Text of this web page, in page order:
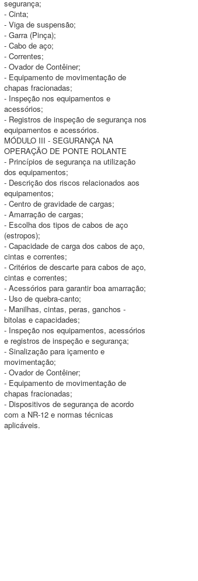
segurança;
- Cinta;
- Viga de suspensão;
- Garra (Pinça);
- Cabo de aço;
- Correntes;
- Ovador de Contêiner;
- Equipamento de movimentação de
chapas fracionadas;
- Inspeção nos equipamentos e
acessórios;
- Registros de inspeção de segurança nos
equipamentos e acessórios.
MÓDULO III - SEGURANÇA NA
OPERAÇÃO DE PONTE ROLANTE
- Princípios de segurança na utilização
dos equipamentos;
- Descrição dos riscos relacionados aos
equipamentos;
- Centro de gravidade de cargas;
- Amarração de cargas;
- Escolha dos tipos de cabos de aço
(estropos);
- Capacidade de carga dos cabos de aço,
cintas e correntes;
- Critérios de descarte para cabos de aço,
cintas e correntes;
- Acessórios para garantir boa amarração;
- Uso de quebra-canto;
- Manilhas, cintas, peras, ganchos -
bitolas e capacidades;
- Inspeção nos equipamentos, acessórios
e registros de inspeção e segurança;
- Sinalização para içamento e
movimentação;
- Ovador de Contêiner;
- Equipamento de movimentação de
chapas fracionadas;
- Dispositivos de segurança de acordo
com a NR-12 e normas técnicas
aplicáveis.